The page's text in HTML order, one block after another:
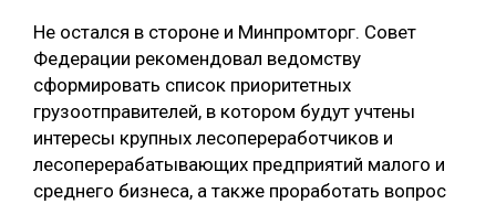
Не остался в стороне и Минпромторг. Совет
Федерации рекомендовал ведомству
сформировать список приоритетных
грузоотправителей, в котором будут учтены
интересы крупных лесопереработчиков и
лесоперерабатывающих предприятий малого и
среднего бизнеса, а также проработать вопрос